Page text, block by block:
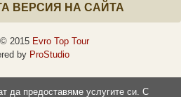
ВЕРСИЯ НА САЙТА
2015 Evro Top Tour
by ProStudio
да предоставяме услугите си. С